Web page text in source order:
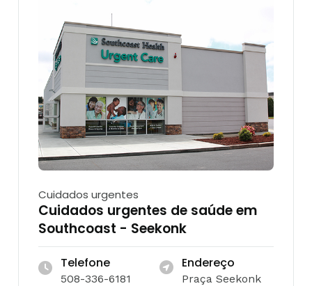
Cuidados urgentes
Cuidados urgentes de saúde em
Southcoast - Seekonk
Telefone
508-336-6181
Endereço
Praça Seekonk